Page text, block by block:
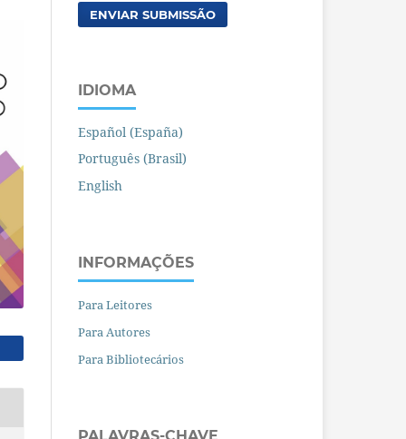
ENVIAR SUBMISSÃO
IDIOMA
Español (España)
Português (Brasil)
English
INFORMAÇÕES
Para Leitores
Para Autores
Para Bibliotecários